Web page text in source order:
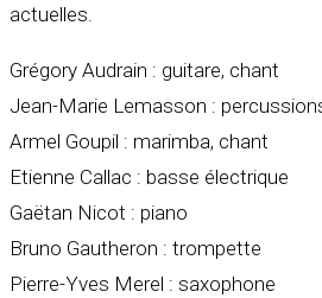
actuelles.
Grégory Audrain : guitare, chant
Jean-Marie Lemasson :
Armel Goupil : marimba, chant
Etienne Callac : basse électrique
Gaëtan Nicot : piano
Bruno Gautheron : trompette
Pierre-Yves Merel : saxophone